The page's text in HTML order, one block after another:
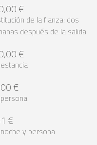
€
de la fianza: dos
después de la salida
€
€
€
y persona